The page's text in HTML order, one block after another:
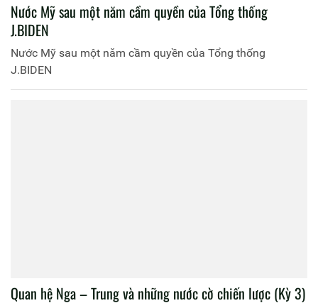
Nước Mỹ sau một năm cầm quyền của Tổng thống
J.BIDEN
Nước Mỹ sau một năm cầm quyền của Tổng thống
J.BIDEN
Quan hệ Nga – Trung và những nước cờ chiến lược (Kỳ 3)